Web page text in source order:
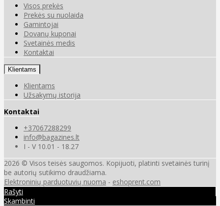
Visos prekės
Prekės su nuolaida
Gamintojai
Dovanų kuponai
Svetainės medis
Kontaktai
Klientams
Klientams
Užsakymų istorija
Kontaktai
+37067288299
info@bagazines.lt
I - V 10.01 - 18.27
2026 © Visos teisės saugomos. Kopijuoti, platinti svetainės turinį
be autorių sutikimo draudžiama.
Elektroninių parduotuvių nuoma - eshoprent.com
Rašyti
Skambinti